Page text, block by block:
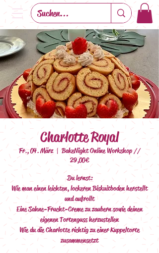
Charlotte Royal
Fr., 04. März
  |
BakeNight Online Workshop //
29,00€
Du lernst:
Wie man einen leichten, lockeren Biskuitboden herstellt
und aufrollt
Eine Sahne-Frucht-Creme zu zaubern sowie deinen
eigenen Tortenguss herzustellen
Wie du die Charlotte richtig zu einer Kuppeltorte
zusammensetzt